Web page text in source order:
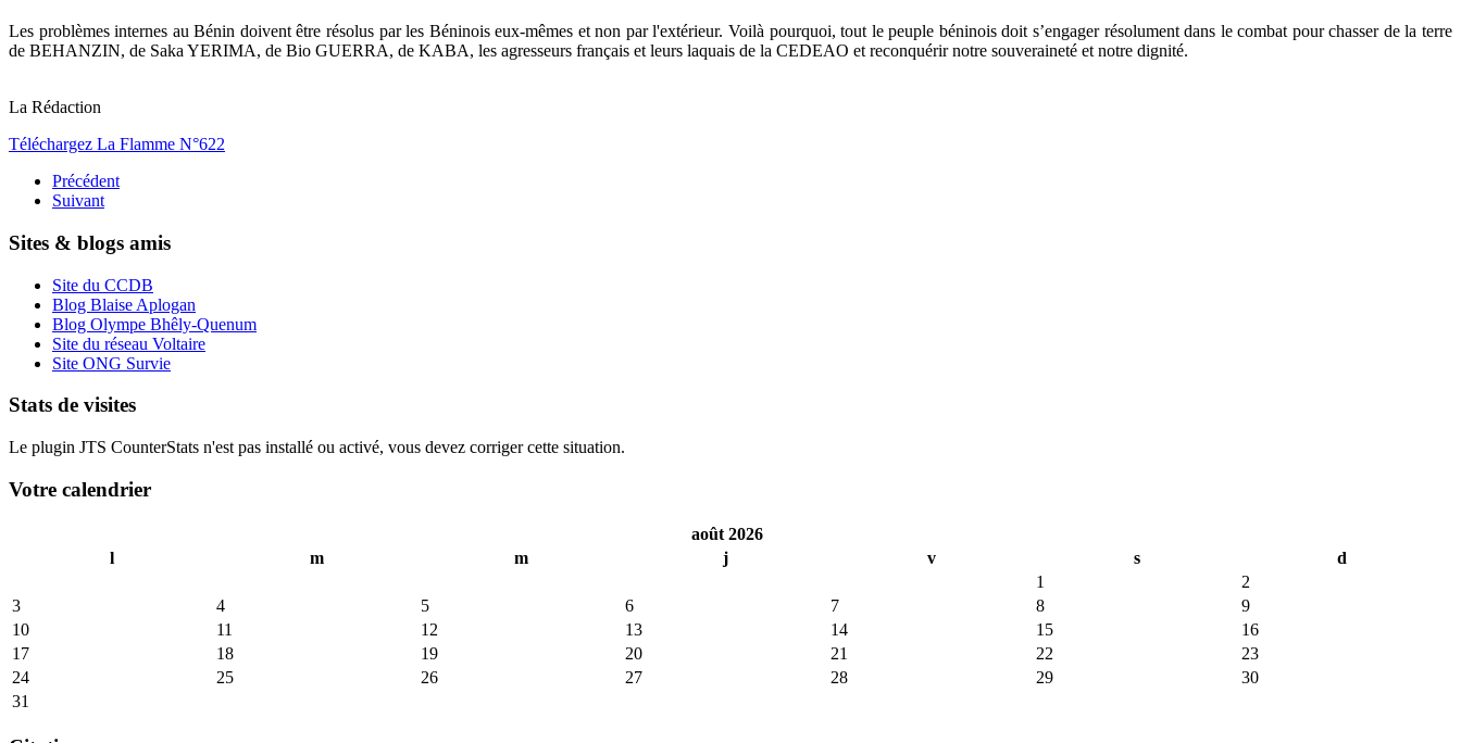
Les problèmes internes au Bénin doivent être résolus par les Béninois eux-mêmes et non par l'extérieur. Voilà pourquoi, tout le peuple béninois doit s’engager résolument dans le combat pour chasser de la terre
de BEHANZIN, de Saka YERIMA, de Bio GUERRA, de KABA, les agresseurs français et leurs laquais de la CEDEAO et reconquérir notre souveraineté et notre dignité.
La Rédaction
Téléchargez La Flamme N°622
Précédent
Suivant
Sites & blogs amis
Site du CCDB
Blog Blaise Aplogan
Blog Olympe Bhêly-Quenum
Site du réseau Voltaire
Site ONG Survie
Stats de visites
Le plugin JTS CounterStats n'est pas installé ou activé, vous devez corriger cette situation.
Votre calendrier
août 2026
l
m m j v s
d
1
2
3
4 5 6 7 8
9
10
11 12 13 14 15
16
17
18 19 20 21 22
23
24
25 26 27 28 29
30
31